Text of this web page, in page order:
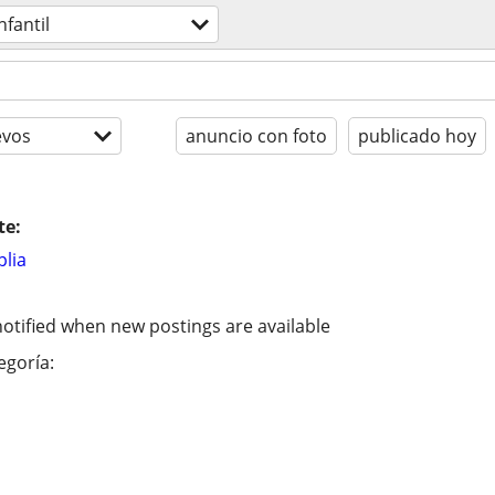
anuncio con foto publicado hoy
when new postings are available